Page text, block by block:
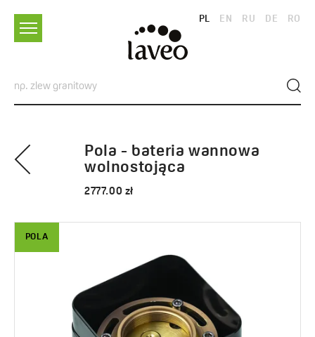
PL EN RU DE RO
Pola - bateria wannowa
wolnostojąca
2777.00 zł
POLA